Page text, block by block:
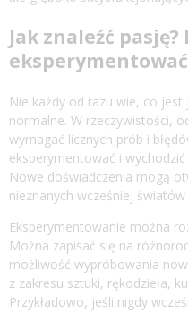
Jak znaleźć
eksperymentować
Nie każdy od razu wie, co
normalne. W rzeczywistości,
wymagać licznych prób i
eksperymentować i
Nowe doświadczenia mogą
nieznanych wcześniej
Eksperymentowanie można
Można zapisać się na
możliwość wypróbowania
z zakresu sztuki, rękodzieła,
Przykładowo, jeśli nigdy